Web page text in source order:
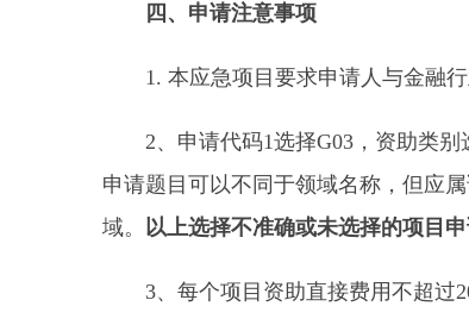
四、申请注意事项
1. 本应急项目要求申请人与金融行
2、申请代码1选择G03，资助类别
申请题目可以不同于领域名称，但应
域。 以上选择不准确或未选择的项目申
3、每个项目资助直接费用不超过